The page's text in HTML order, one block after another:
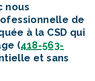
nous
de
à la CSD qui
(418-563-
et sans